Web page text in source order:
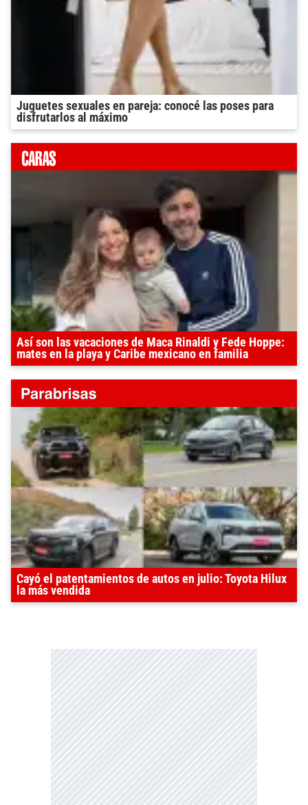
Juguetes sexuales en pareja: conocé las poses para
disfrutarlos al máximo
Así son las vacaciones de Maca Rinaldi y Fede Hoppe:
mates en la playa y Caribe mexicano en familia
Cayó el patentamientos de autos en julio: Toyota Hilux
la más vendida